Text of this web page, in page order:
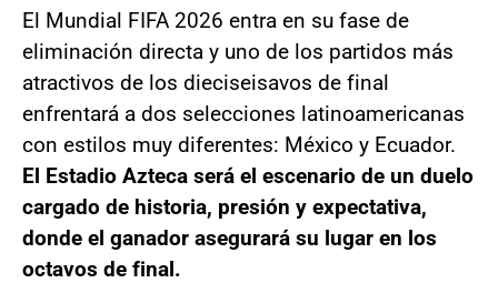
El Mundial FIFA 2026 entra en su fase de
eliminación directa y uno de los partidos más
atractivos de los dieciseisavos de final
enfrentará a dos selecciones latinoamericanas
con estilos muy diferentes: México y Ecuador.
El Estadio Azteca será el escenario de un duelo
cargado de historia, presión y expectativa,
donde el ganador asegurará su lugar en los
octavos de final.